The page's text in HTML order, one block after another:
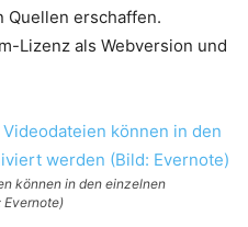
Quellen erschaffen.
Lizenz als Webversion und
können in den einzelnen